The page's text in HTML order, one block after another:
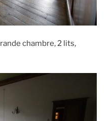
chambre, 2 lits,